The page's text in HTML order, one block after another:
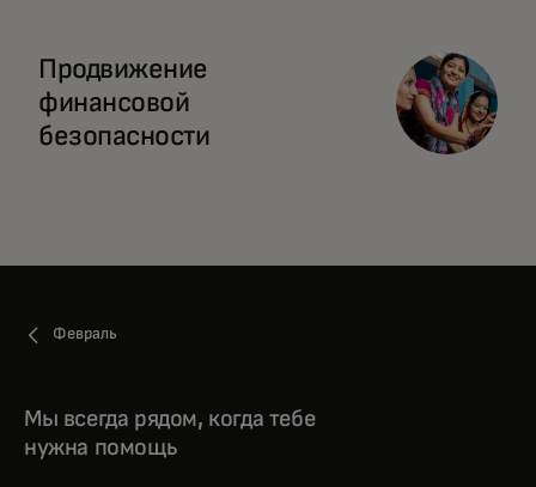
Продвижение
финансовой
безопасности
opens in a new tab
Февраль
Мы всегда рядом, когда тебе
нужна помощь